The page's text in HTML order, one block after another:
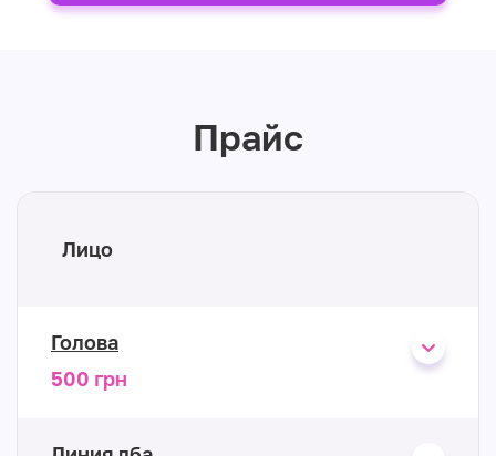
Прайс
Лицо
Голова
500 грн